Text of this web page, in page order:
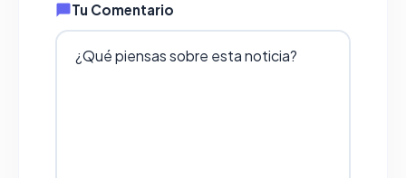
Tu Comentario